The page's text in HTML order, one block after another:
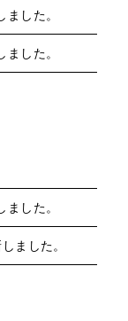
した。
した。
した。
ました。